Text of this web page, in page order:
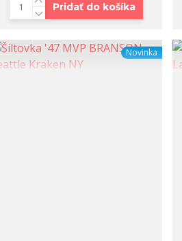
Pridať do košíka
Novinka